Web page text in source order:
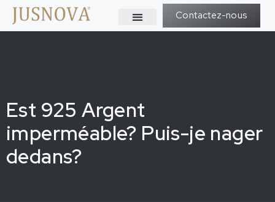
Contactez-nous
Est 925 Argent
imperméable? Puis-je nager
dedans?